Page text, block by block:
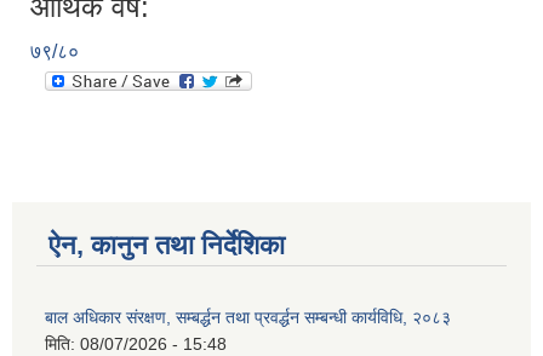
आर्थिक वर्ष:
७९/८०
ऐन, कानुन तथा निर्देशिका
बाल अधिकार संरक्षण, सम्बर्द्धन तथा प्रवर्द्धन सम्बन्धी कार्यविधि, २०८३
मिति: 08/07/2026 - 15:48